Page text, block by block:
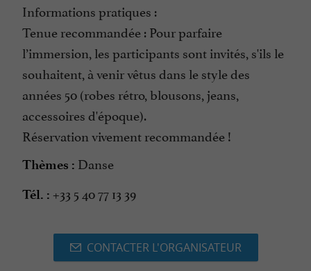
Informations pratiques :
Tenue recommandée : Pour parfaire
l’immersion, les participants sont invités, s'ils le
souhaitent, à venir vêtus dans le style des
années 50 (robes rétro, blousons, jeans,
accessoires d'époque).
Réservation vivement recommandée !
Thèmes : Danse
Tél. : +33 5 40 77 13 39
CONTACTER L'ORGANISATEUR